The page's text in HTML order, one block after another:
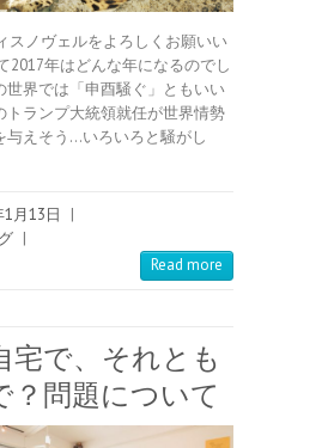
スノヴェルをよろしくお願いい
2017年はどんな年になるのでし
世界では「申酉騒ぐ」ともいい
トランプ大統領就任が世界情勢
与えそう…いろいろと騒がし
1月13日
|
|
Read more
宅で、それとも
？問題について